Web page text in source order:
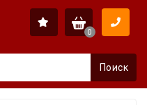
0
Поиск